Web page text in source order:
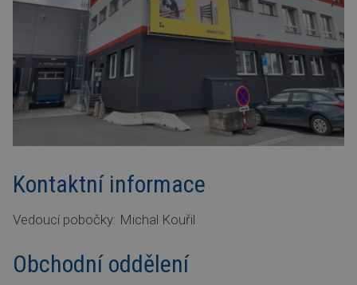
Kontaktní informace
Vedoucí pobočky: Michal Kouřil
Obchodní oddělení